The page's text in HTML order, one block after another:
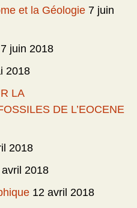
et la Géologie 7 juin
7 juin 2018
2018
LA
DE L’EOCENE
2018
avril 2018
12 avril 2018